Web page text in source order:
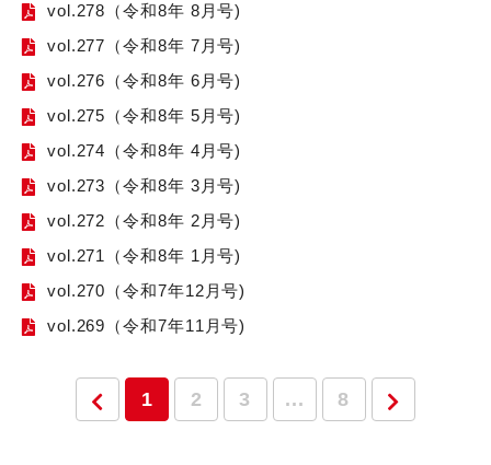
vol.278（令和8年 8月号)
vol.277（令和8年 7月号)
vol.276（令和8年 6月号)
vol.275（令和8年 5月号)
vol.274（令和8年 4月号)
vol.273（令和8年 3月号)
vol.272（令和8年 2月号)
vol.271（令和8年 1月号)
vol.270（令和7年12月号)
vol.269（令和7年11月号)
1 2 3 ... 8